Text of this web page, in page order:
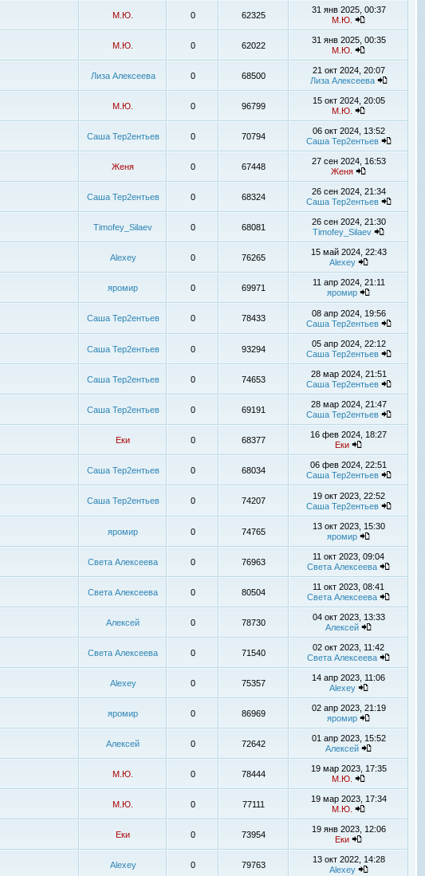
М.Ю. 0 62325
31 янв 2025, 00:37
М.Ю.
М.Ю. 0 62022
31 янв 2025, 00:35
М.Ю.
Лиза Алексеева 0 68500
21 окт 2024, 20:07
Лиза Алексеева
М.Ю. 0 96799
15 окт 2024, 20:05
М.Ю.
Саша Тер2ентьев 0 70794
06 окт 2024, 13:52
Саша Тер2ентьев
Женя 0 67448
27 сен 2024, 16:53
Женя
Саша Тер2ентьев 0 68324
26 сен 2024, 21:34
Саша Тер2ентьев
Timofey_Silaev 0 68081
26 сен 2024, 21:30
Timofey_Silaev
Alexey 0 76265
15 май 2024, 22:43
Alexey
яромир 0 69971
11 апр 2024, 21:11
яромир
Саша Тер2ентьев 0 78433
08 апр 2024, 19:56
Саша Тер2ентьев
Саша Тер2ентьев 0 93294
05 апр 2024, 22:12
Саша Тер2ентьев
Саша Тер2ентьев 0 74653
28 мар 2024, 21:51
Саша Тер2ентьев
Саша Тер2ентьев 0 69191
28 мар 2024, 21:47
Саша Тер2ентьев
Еки 0 68377
16 фев 2024, 18:27
Еки
Саша Тер2ентьев 0 68034
06 фев 2024, 22:51
Саша Тер2ентьев
Саша Тер2ентьев 0 74207
19 окт 2023, 22:52
Саша Тер2ентьев
яромир 0 74765
13 окт 2023, 15:30
яромир
Света Алексеева 0 76963
11 окт 2023, 09:04
Света Алексеева
Света Алексеева 0 80504
11 окт 2023, 08:41
Света Алексеева
Алексей 0 78730
04 окт 2023, 13:33
Алексей
Света Алексеева 0 71540
02 окт 2023, 11:42
Света Алексеева
Alexey 0 75357
14 апр 2023, 11:06
Alexey
яромир 0 86969
02 апр 2023, 21:19
яромир
Алексей 0 72642
01 апр 2023, 15:52
Алексей
М.Ю. 0 78444
19 мар 2023, 17:35
М.Ю.
М.Ю. 0 77111
19 мар 2023, 17:34
М.Ю.
Еки 0 73954
19 янв 2023, 12:06
Еки
Alexey 0 79763
13 окт 2022, 14:28
Alexey